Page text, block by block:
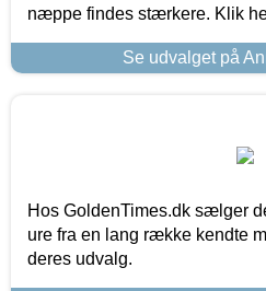
næppe findes stærkere. Klik
Se udvalget på
Hos GoldenTimes.dk sælger
ure fra en lang række kendte
deres udvalg.